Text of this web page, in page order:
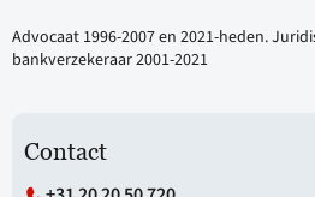
Advocaat 1996-2007 en 2021-heden.
bankverzekeraar 2001-2021
Contact